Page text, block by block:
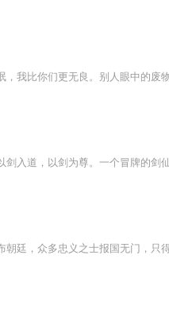
入道，以剑为尊。一个冒牌的剑